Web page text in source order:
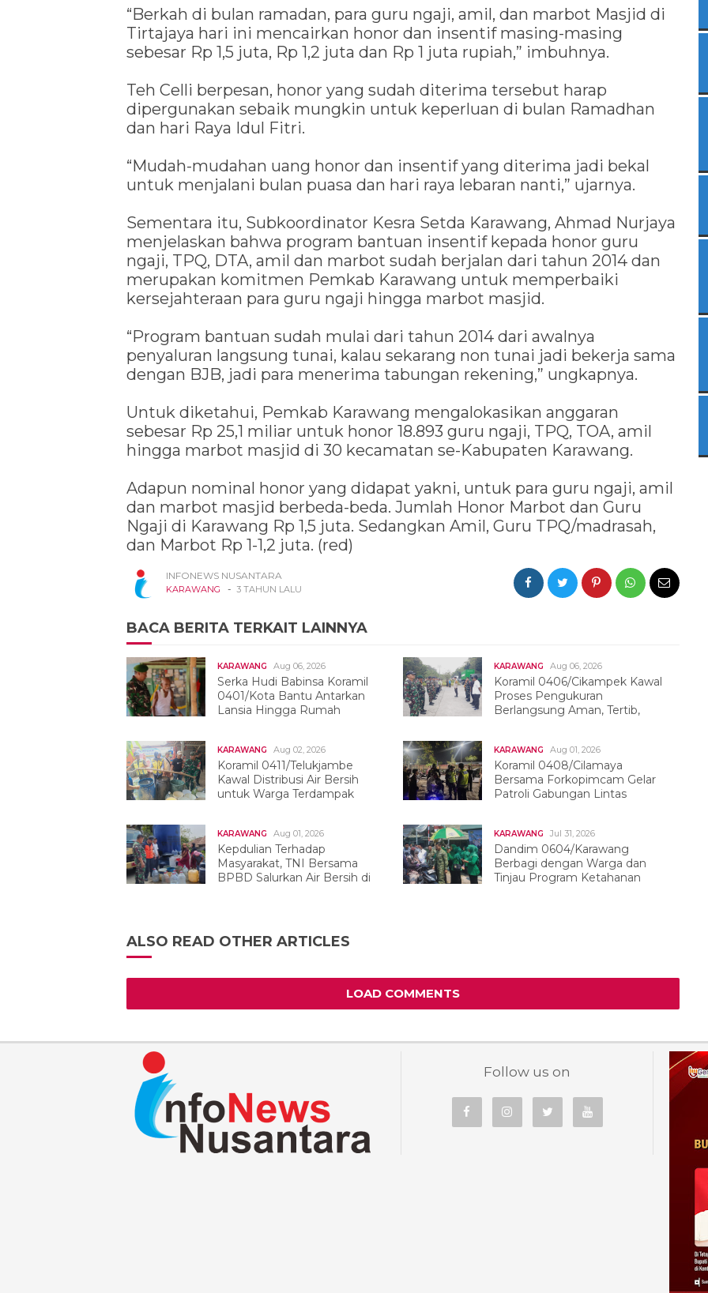
“Berkah di bulan ramadan, para guru ngaji, amil, dan marbot Masjid di
Tirtajaya hari ini mencairkan honor dan insentif masing-masing
sebesar Rp 1,5 juta, Rp 1,2 juta dan Rp 1 juta rupiah,” imbuhnya.
Teh Celli berpesan, honor yang sudah diterima tersebut harap
dipergunakan sebaik mungkin untuk keperluan di bulan Ramadhan
dan hari Raya Idul Fitri.
“Mudah-mudahan uang honor dan insentif yang diterima jadi bekal
untuk menjalani bulan puasa dan hari raya lebaran nanti,” ujarnya.
Sementara itu, Subkoordinator Kesra Setda Karawang, Ahmad Nurjaya
menjelaskan bahwa program bantuan insentif kepada honor guru
ngaji, TPQ, DTA, amil dan marbot sudah berjalan dari tahun 2014 dan
merupakan komitmen Pemkab Karawang untuk memperbaiki
kersejahteraan para guru ngaji hingga marbot masjid.
“Program bantuan sudah mulai dari tahun 2014 dari awalnya
penyaluran langsung tunai, kalau sekarang non tunai jadi bekerja sama
dengan BJB, jadi para menerima tabungan rekening,” ungkapnya.
Untuk diketahui, Pemkab Karawang mengalokasikan anggaran
sebesar Rp 25,1 miliar untuk honor 18.893 guru ngaji, TPQ, TOA, amil
hingga marbot masjid di 30 kecamatan se-Kabupaten Karawang.
Adapun nominal honor yang didapat yakni, untuk para guru ngaji, amil
dan marbot masjid berbeda-beda. Jumlah Honor Marbot dan Guru
Ngaji di Karawang Rp 1,5 juta. Sedangkan Amil, Guru TPQ/madrasah,
dan Marbot Rp 1-1,2 juta. (red)
INFONEWS NUSANTARA
KARAWANG - 3 TAHUN LALU
BACA BERITA TERKAIT LAINNYA
KARAWANG Aug 06, 2026
Serka Hudi Babinsa Koramil
0401/Kota Bantu Antarkan
Lansia Hingga Rumah
KARAWANG Aug 06, 2026
Koramil 0406/Cikampek Kawal
Proses Pengukuran
Berlangsung Aman, Tertib,
KARAWANG Aug 02, 2026
Koramil 0411/Telukjambe
Kawal Distribusi Air Bersih
untuk Warga Terdampak
KARAWANG Aug 01, 2026
Koramil 0408/Cilamaya
Bersama Forkopimcam Gelar
Patroli Gabungan Lintas
KARAWANG Aug 01, 2026
Kepdulian Terhadap
Masyarakat, TNI Bersama
BPBD Salurkan Air Bersih di
KARAWANG Jul 31, 2026
Dandim 0604/Karawang
Berbagi dengan Warga dan
Tinjau Program Ketahanan
ALSO READ OTHER ARTICLES
LOAD COMMENTS
Follow us on